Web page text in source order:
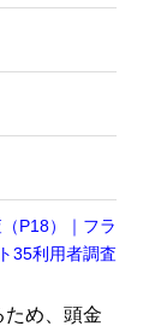
P18）｜フラ
35利用者調査
め、頭金